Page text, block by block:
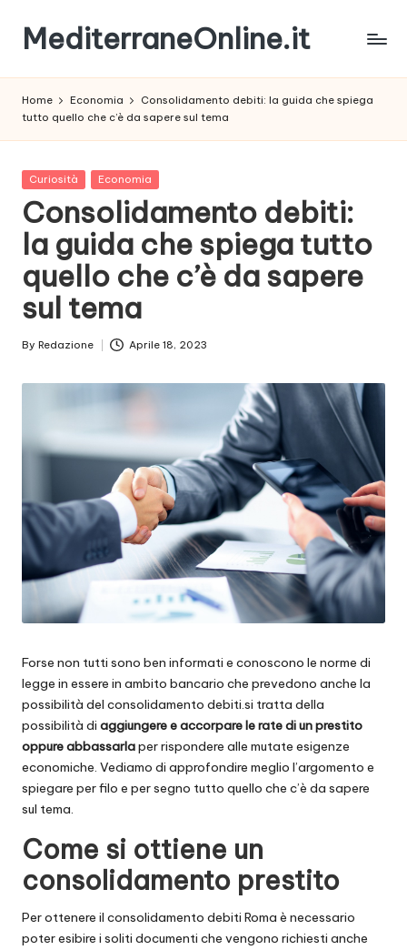
content
MediterraneOnline.it
aggiornato
nostre
News
Home Economia
Consolidamento debiti: la guida che spiega
tutto quello che c’è da sapere sul tema
Posted
Curiosità Economia
Consolidamento debiti:
la guida che spiega tutto
quello che c’è da sapere
sul tema
Posted
By Redazione Aprile 18, 2023
Forse non tutti sono ben informati e conoscono le norme di
legge in essere in ambito bancario che prevedono anche la
possibilità del consolidamento debiti.si tratta della
possibilità di aggiungere e accorpare le rate di un prestito
oppure abbassarlaper rispondere alle mutate esigenze
economiche. Vediamo di approfondire meglio l’argomento e
spiegare per filo e per segno tutto quello che c’è da sapere
sul tema.
Come si ottiene un
consolidamento prestito
Per ottenere il consolidamento debiti Roma è necessario
poter esibire i soliti documenti che vengono richiesti anche